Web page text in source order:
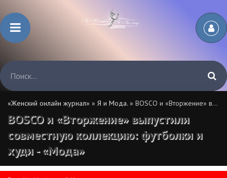
«Женский онлайн журнал» » Я и Мода. » BOSCO и «Вторжение» выпустили совместную коллекцию: футболки и худи - «Мода»
BOSCO и «Вторжение» выпустили
совместную коллекцию: футболки и
худи - «Мода»